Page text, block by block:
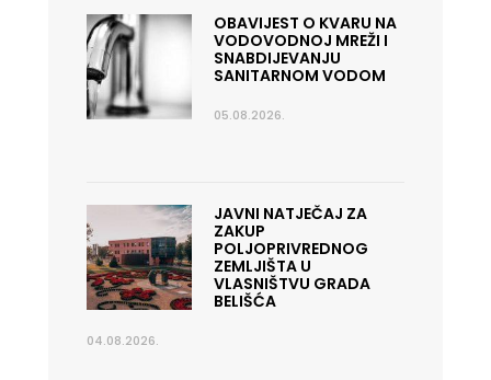
OBAVIJEST O KVARU NA
VODOVODNOJ MREŽI I
SNABDIJEVANJU
SANITARNOM VODOM
05.08.2026.
JAVNI NATJEČAJ ZA
ZAKUP
POLJOPRIVREDNOG
ZEMLJIŠTA U
VLASNIŠTVU GRADA
BELIŠĆA
04.08.2026.